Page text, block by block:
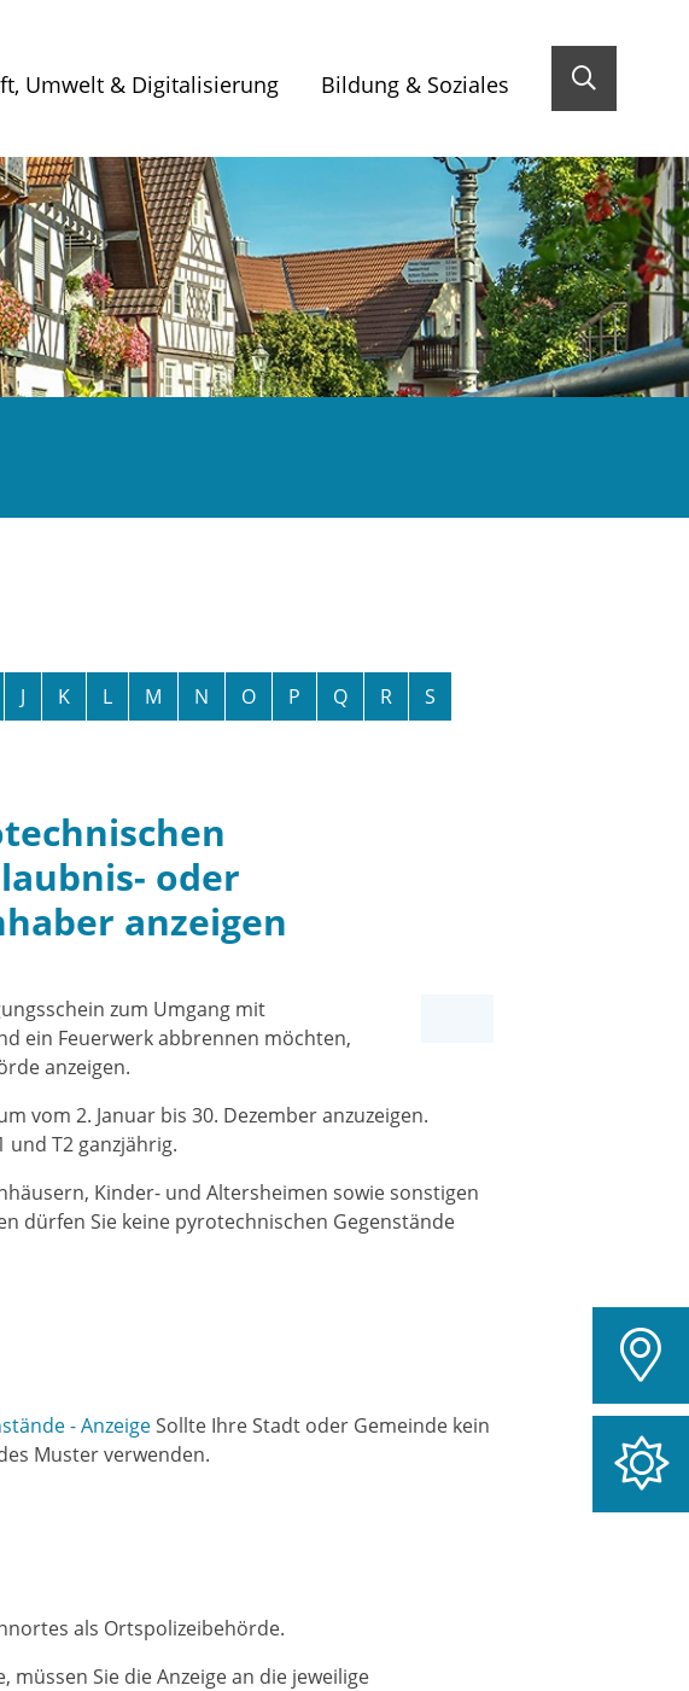
Umwelt & Digitalisierung Bildung & Soziales
J K L M N O P Q R
S
oder
anzeigen
zum Umgang mit
ein Feuerwerk abbrennen möchten,
anzeigen.
vom 2. Januar bis 30. Dezember anzuzeigen.
und T2 ganzjährig.
Kinder- und Altersheimen sowie sonstigen
dürfen Sie keine pyrotechnischen Gegenstände
- AnzeigeSollte Ihre Stadt oder Gemeinde kein
Muster verwenden.
als Ortspolizeibehörde.
Sie die Anzeige an die jeweilige